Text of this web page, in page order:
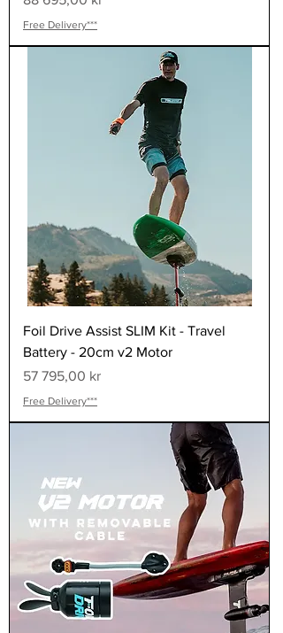
Free Delivery***
Foil Drive Assist SLIM Kit - Travel
Battery - 20cm v2 Motor
Pris
57 795,00 kr
Free Delivery***